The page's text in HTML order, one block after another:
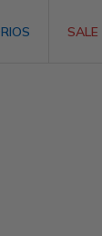
SALE